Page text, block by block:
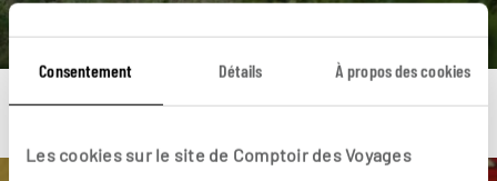
Consentement Détails À propos des cookies
Les cookies sur le site de Comptoir des Voyages